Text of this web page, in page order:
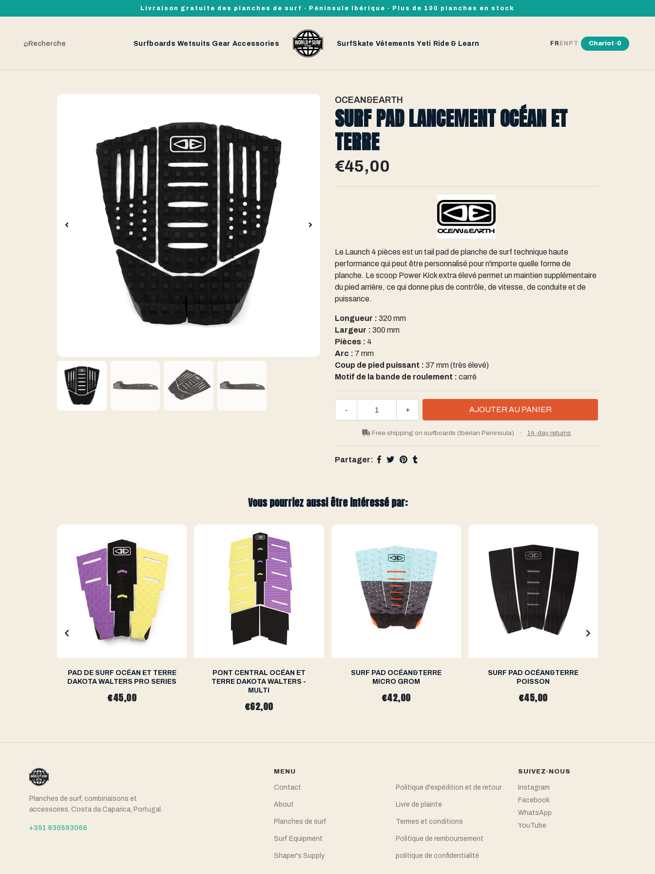
Livraison gratuite des planches de surf · Péninsule ibérique · Plus de 100 planches en stock
⌕Recherche Surfboards Wetsuits Gear Accessories SurfSkate Vêtements Yeti Ride & Learn FR EN PT Chariot ·0
OCEAN&EARTH
SURF PAD LANCEMENT OCÉAN ET
TERRE
€45,00
Le Launch 4 pièces est un tail pad de planche de surf technique haute
performance qui peut être personnalisé pour n'importe quelle forme de
planche. Le scoop Power Kick extra élevé permet un maintien supplémentaire
du pied arrière, ce qui donne plus de contrôle, de vitesse, de conduite et de
puissance.
Longueur : 320 mm
Largeur : 300 mm
Pièces : 4
Arc : 7 mm
Coup de pied puissant : 37 mm (très élevé)
Motif de la bande de roulement : carré
+
-
Free shipping on surfboards (Iberian Peninsula) · 14-day returns
Partager:
Vous pourriez aussi être intéressé par:
PAD DE SURF OCÉAN ET TERRE
DAKOTA WALTERS PRO SERIES
€45,00
PONT CENTRAL OCÉAN ET
TERRE DAKOTA WALTERS -
MULTI
€62,00
SURF PAD OCÉAN&TERRE
MICRO GROM
€42,00
SURF PAD OCÉAN&TERRE
POISSON
€45,00
Planches de surf, combinaisons et
accessoires. Costa da Caparica, Portugal.
+351 930593066
MENU
Contact
About
Planches de surf
Surf Equipment
Shaper's Supply
Politique d'expédition et de retour
Livre de plainte
Termes et conditions
Politique de remboursement
politique de confidentialité
SUIVEZ-NOUS
Instagram
Facebook
WhatsApp
YouTube